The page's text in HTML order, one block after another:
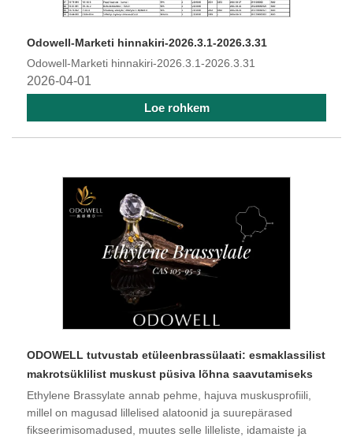
Odowell-Marketi hinnakiri-2026.3.1-2026.3.31
Odowell-Marketi hinnakiri-2026.3.1-2026.3.31
2026-04-01
Loe rohkem
​ODOWELL tutvustab etüleenbrassülaati: esmaklassilist
makrotsüklilist muskust püsiva lõhna saavutamiseks
Ethylene Brassylate annab pehme, hajuva muskusprofiili,
millel on magusad lillelised alatoonid ja suurepärased
fikseerimisomadused, muutes selle lilleliste, idamaiste ja